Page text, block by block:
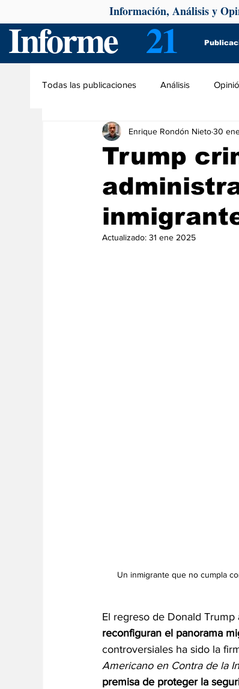
Informe 21
Información, Análisis y
Todas las publicaciones Análisis
Trump
Enrique Rondón Nieto30
Actualizado: 31 ene 2025
Un inmigrante que no cumpla
El regreso de Donald
reconfiguran el panorama
controversiales ha sido la
Americano en Contra de la
premisa de proteger la